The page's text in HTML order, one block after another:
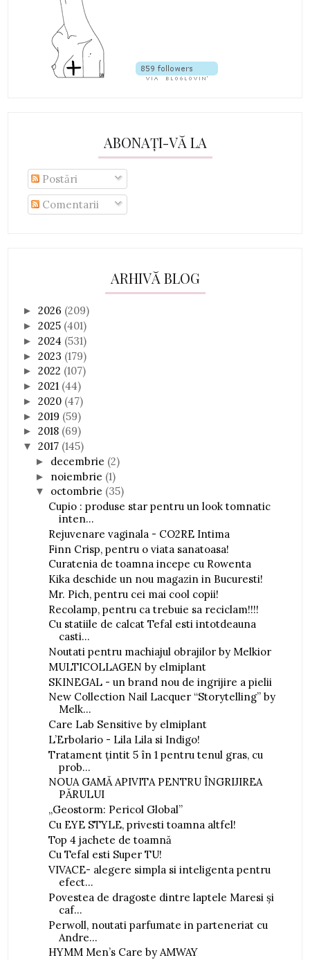
ABONAȚI-VĂ LA
Postări
Comentarii
ARHIVĂ BLOG
►2026 (209)
►2025 (401)
►2024 (531)
►2023 (179)
►2022 (107)
►2021 (44)
►2020 (47)
►2019 (59)
►2018 (69)
▼2017 (145)
► decembrie (2)
► noiembrie (1)
▼ octombrie (35)
Cupio : produse star pentru un look tomnatic
inten...
Rejuvenare vaginala - CO2RE Intima
Finn Crisp, pentru o viata sanatoasa!
Curatenia de toamna incepe cu Rowenta
Kika deschide un nou magazin in Bucuresti!
Mr. Pich, pentru cei mai cool copii!
Recolamp, pentru ca trebuie sa reciclam!!!!
Cu statiile de calcat Tefal esti intotdeauna
casti...
Noutati pentru machiajul obrajilor by Melkior
MULTICOLLAGEN by elmiplant
SKINEGAL - un brand nou de ingrijire a pielii
New Collection Nail Lacquer “Storytelling” by
Melk...
Care Lab Sensitive by elmiplant
L’Erbolario - Lila Lila si Indigo!
Tratament ţintit 5 în 1 pentru tenul gras, cu
prob...
NOUA GAMĂ APIVITA PENTRU ÎNGRIJIREA
PĂRULUI
,,Geostorm: Pericol Global”
Cu EYE STYLE, privesti toamna altfel!
Top 4 jachete de toamnă
Cu Tefal esti Super TU!
VIVACE- alegere simpla si inteligenta pentru
efect...
Povestea de dragoste dintre laptele Maresi și
caf...
Perwoll, noutati parfumate in parteneriat cu
Andre...
HYMM Men’s Care by AMWAY